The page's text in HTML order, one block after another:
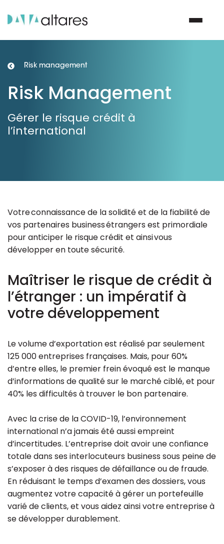
Nos solutions
Nos partenaires
Ressources
Risk management
Risk Management
Gérer le risque crédit à
l’international
Votre connaissance de la solidité et de la fiabilité de
vos partenaires business étrangers est primordiale
pour anticiper le risque crédit et ainsi vous
développer en toute sécurité.
Maîtriser le risque de crédit à
l’étranger : un impératif à
votre développement
Le volume d’exportation est réalisé par seulement
125 000 entreprises françaises. Mais, pour 60%
d’entre elles, le premier frein évoqué est le manque
d’informations de qualité sur le marché ciblé, et pour
40% les difficultés à trouver le bon partenaire.
Avec la crise de la COVID-19, l’environnement
international n’a jamais été aussi empreint
d’incertitudes. L’entreprise doit avoir une confiance
totale dans ses interlocuteurs business sous peine de
s’exposer à des risques de défaillance ou de fraude.
En réduisant le temps d’examen des dossiers, vous
augmentez votre capacité à gérer un portefeuille
varié de clients, et vous aidez ainsi votre entreprise à
se développer durablement.